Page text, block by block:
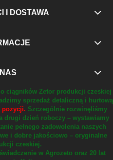
I DOSTAWA
ciągników Zetor produkcji czeskiej
sprzedaż detaliczną i hurtową
pozycji. Szczególnie rozwinęliśmy
drugi dzień roboczy – wystawiamy
pełnego zadowolenia naszych
i dobre jakościowo – oryginalne
czeskiej.
w Agrozeto oraz 20 lat